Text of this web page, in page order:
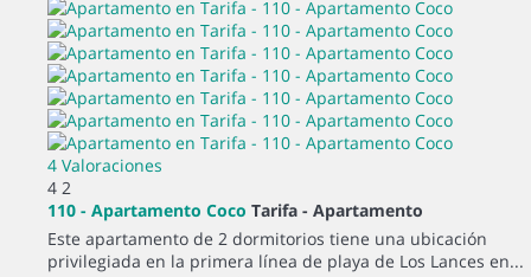
4 Valoraciones
4 2
110 - Apartamento Coco Tarifa - Apartamento
Este apartamento de 2 dormitorios tiene una ubicación
privilegiada en la primera línea de playa de Los Lances en...